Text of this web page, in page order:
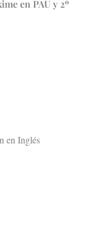
en PAU y 2º
en Inglés